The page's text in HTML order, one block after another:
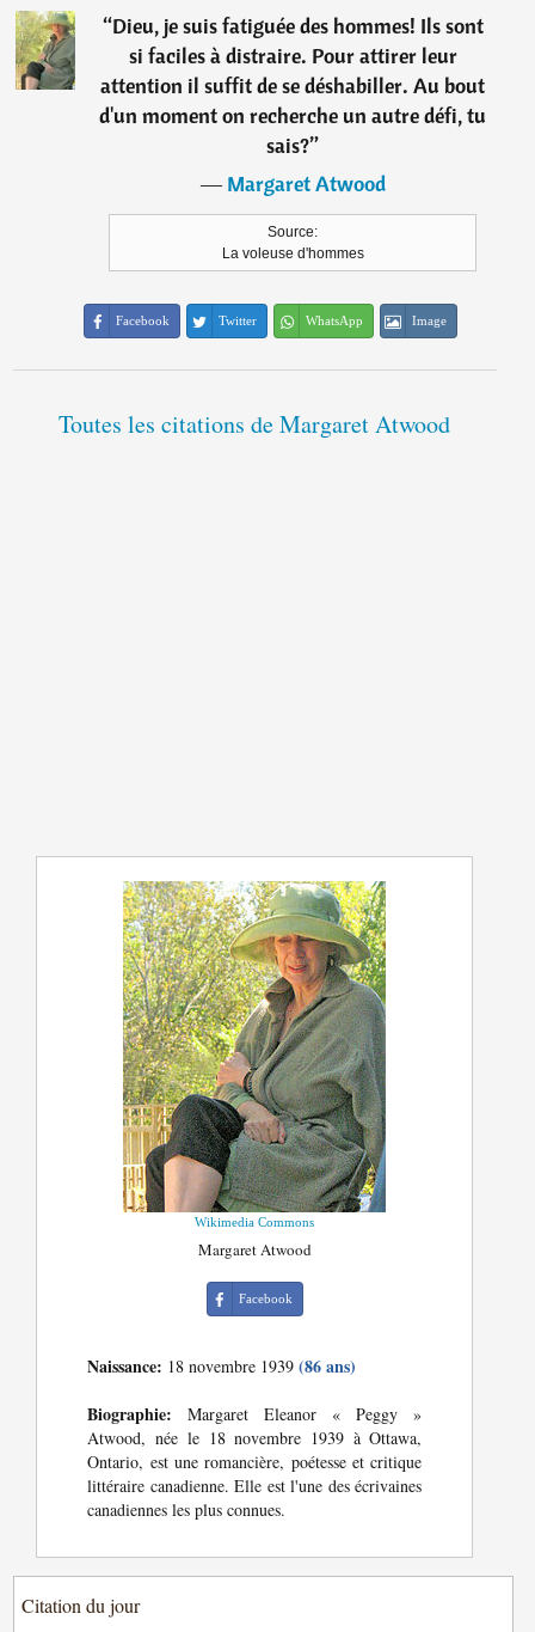
“Dieu, je suis fatiguée des hommes! Ils sont
si faciles à distraire. Pour attirer leur
attention il suffit de se déshabiller. Au bout
d'un moment on recherche un autre défi, tu
sais?”
―Margaret Atwood
Source:
La voleuse d'hommes
Facebook Twitter WhatsApp Image
Toutes les citations de Margaret Atwood
Wikimedia Commons
Margaret Atwood
Facebook
Naissance: 18 novembre 1939(86 ans)
Biographie: Margaret Eleanor « Peggy »
Atwood, née le 18 novembre 1939 à Ottawa,
Ontario, est une romancière, poétesse et critique
littéraire canadienne. Elle est l'une des écrivaines
canadiennes les plus connues.
Citation du jour